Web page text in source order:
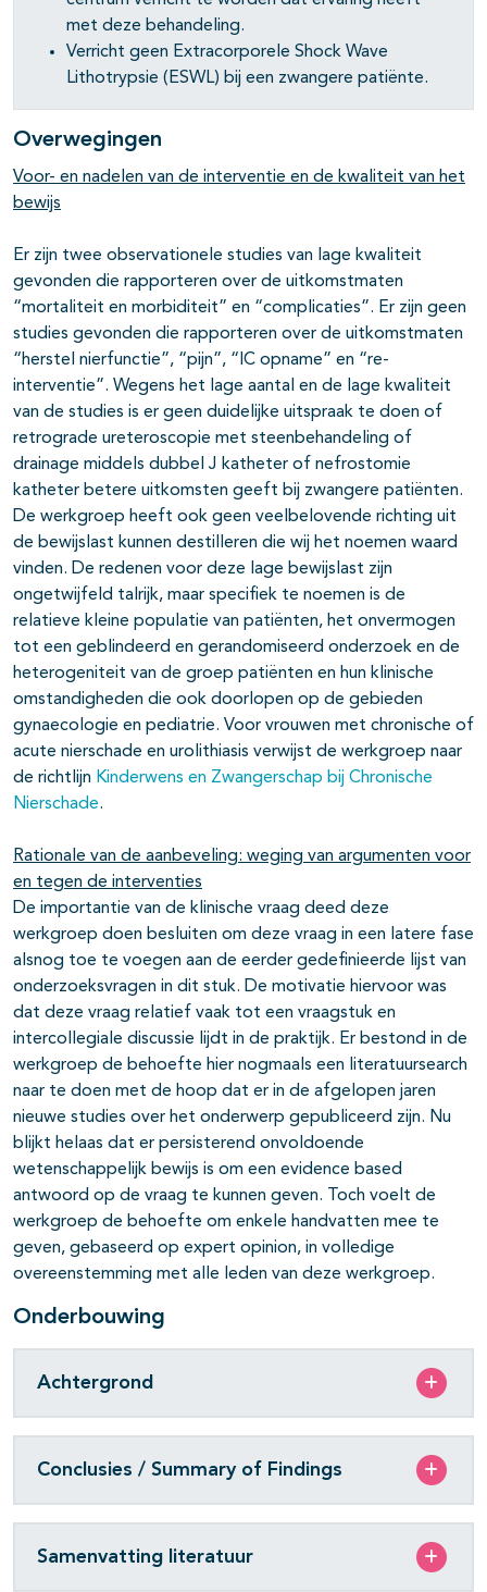
met deze behandeling.
Verricht geen Extracorporele Shock Wave
Lithotrypsie (ESWL) bij een zwangere patiënte.
Overwegingen
Voor- en nadelen van de interventie en de kwaliteit van het
bewijs
Er zijn twee observationele studies van lage kwaliteit
gevonden die rapporteren over de uitkomstmaten
“mortaliteit en morbiditeit” en “complicaties”. Er zijn geen
studies gevonden die rapporteren over de uitkomstmaten
“herstel nierfunctie”, “pijn”, “IC opname” en “re-
interventie”. Wegens het lage aantal en de lage kwaliteit
van de studies is er geen duidelijke uitspraak te doen of
retrograde ureteroscopie met steenbehandeling of
drainage middels dubbel J katheter of nefrostomie
katheter betere uitkomsten geeft bij zwangere patiënten.
De werkgroep heeft ook geen veelbelovende richting uit
de bewijslast kunnen destilleren die wij het noemen waard
vinden. De redenen voor deze lage bewijslast zijn
ongetwijfeld talrijk, maar specifiek te noemen is de
relatieve kleine populatie van patiënten, het onvermogen
tot een geblindeerd en gerandomiseerd onderzoek en de
heterogeniteit van de groep patiënten en hun klinische
omstandigheden die ook doorlopen op de gebieden
gynaecologie en pediatrie. Voor vrouwen met chronische of
acute nierschade en urolithiasis verwijst de werkgroep naar
de richtlijn Kinderwens en Zwangerschap bij Chronische
Nierschade.
Rationale van de aanbeveling: weging van argumenten voor
en tegen de interventies
De importantie van de klinische vraag deed deze
werkgroep doen besluiten om deze vraag in een latere fase
alsnog toe te voegen aan de eerder gedefinieerde lijst van
onderzoeksvragen in dit stuk. De motivatie hiervoor was
dat deze vraag relatief vaak tot een vraagstuk en
intercollegiale discussie lijdt in de praktijk. Er bestond in de
werkgroep de behoefte hier nogmaals een literatuursearch
naar te doen met de hoop dat er in de afgelopen jaren
nieuwe studies over het onderwerp gepubliceerd zijn. Nu
blijkt helaas dat er persisterend onvoldoende
wetenschappelijk bewijs is om een evidence based
antwoord op de vraag te kunnen geven. Toch voelt de
werkgroep de behoefte om enkele handvatten mee te
geven, gebaseerd op expert opinion, in volledige
overeenstemming met alle leden van deze werkgroep.
Onderbouwing
Achtergrond
Conclusies / Summary of Findings
Samenvatting literatuur